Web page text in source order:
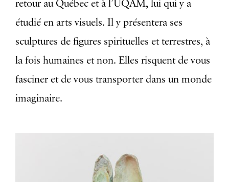
retour au Québec et à l’UQAM, lui qui y a
étudié en arts visuels. Il y présentera ses
sculptures de figures spirituelles et terrestres, à
la fois humaines et non. Elles risquent de vous
fasciner et de vous transporter dans un monde
imaginaire.